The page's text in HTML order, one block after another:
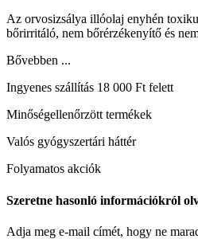
Az orvosizsálya illóolaj enyhén
bőrirritáló, nem bőrérzékenyítő és
Bővebben ...
Ingyenes szállítás 18 000 Ft felett
Minőségellenőrzött termékek
Valós gyógyszertári háttér
Folyamatos akciók
Szeretne hasonló információkról
Adja meg e-mail címét, hogy ne